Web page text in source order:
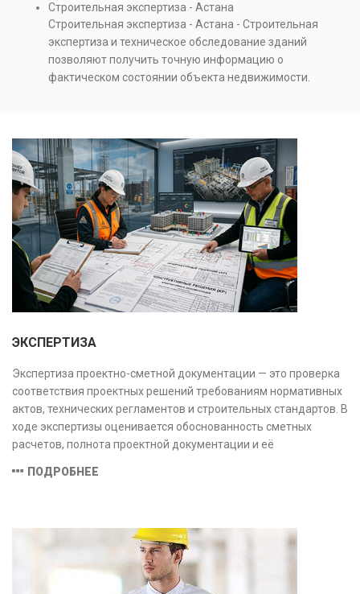
инженерных систем с выявлением скрытых дефектов
и нарушений. Услуга используется для проверки
качества строительства, подготовки к реконструкции,
оценки рисков и судебных разбирательств.
Результатом является официальное техническое
Строительная экспертиза - Астана
Строительная экспертиза - Астана - Строительная
экспертиза и техническое обследование зданий
позволяют получить точную информацию о
фактическом состоянии объекта недвижимости.
качества строительства, подготовки к реконструкции,
оценки рисков и судебных разбирательств.
Результатом является официальное техническое
заключение, имеющее юридическую силу.
ЭКСПЕРТИЗА
Экспертиза проектно-сметной документации — это проверка
соответствия проектных решений требованиям нормативных
актов, технических регламентов и строительных стандартов. В
ходе экспертизы оценивается обоснованность сметных
расчетов, полнота проектной документации и её
предотвратить ошибки на этапе строительства и
ПОДРОБНЕЕ